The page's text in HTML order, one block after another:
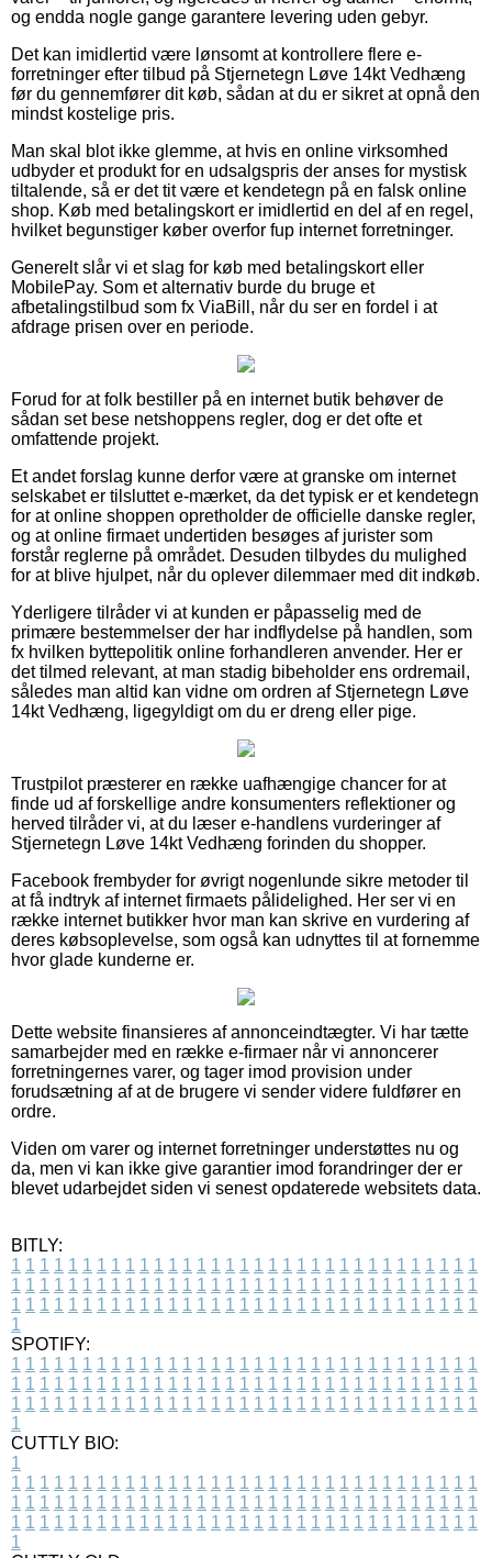
og endda nogle gange garantere levering uden gebyr.
Det kan imidlertid være lønsomt at kontrollere flere e-
forretninger efter tilbud på Stjernetegn Løve 14kt Vedhæng
før du gennemfører dit køb, sådan at du er sikret at opnå den
mindst kostelige pris.
Man skal blot ikke glemme, at hvis en online virksomhed
udbyder et produkt for en udsalgspris der anses for mystisk
tiltalende, så er det tit være et kendetegn på en falsk online
shop. Køb med betalingskort er imidlertid en del af en regel,
hvilket begunstiger køber overfor fup internet forretninger.
Generelt slår vi et slag for køb med betalingskort eller
MobilePay. Som et alternativ burde du bruge et
afbetalingstilbud som fx ViaBill, når du ser en fordel i at
afdrage prisen over en periode.
Forud for at folk bestiller på en internet butik behøver de
sådan set bese netshoppens regler, dog er det ofte et
omfattende projekt.
Et andet forslag kunne derfor være at granske om internet
selskabet er tilsluttet e-mærket, da det typisk er et kendetegn
for at online shoppen opretholder de officielle danske regler,
og at online firmaet undertiden besøges af jurister som
forstår reglerne på området. Desuden tilbydes du mulighed
for at blive hjulpet, når du oplever dilemmaer med dit indkøb.
Yderligere tilråder vi at kunden er påpasselig med de
primære bestemmelser der har indflydelse på handlen, som
fx hvilken byttepolitik online forhandleren anvender. Her er
det tilmed relevant, at man stadig bibeholder ens ordremail,
således man altid kan vidne om ordren af Stjernetegn Løve
14kt Vedhæng, ligegyldigt om du er dreng eller pige.
Trustpilot præsterer en række uafhængige chancer for at
finde ud af forskellige andre konsumenters reflektioner og
herved tilråder vi, at du læser e-handlens vurderinger af
Stjernetegn Løve 14kt Vedhæng forinden du shopper.
Facebook frembyder for øvrigt nogenlunde sikre metoder til
at få indtryk af internet firmaets pålidelighed. Her ser vi en
række internet butikker hvor man kan skrive en vurdering af
deres købsoplevelse, som også kan udnyttes til at fornemme
hvor glade kunderne er.
Dette website finansieres af annonceindtægter. Vi har tætte
samarbejder med en række e-firmaer når vi annoncerer
forretningernes varer, og tager imod provision under
forudsætning af at de brugere vi sender videre fuldfører en
ordre.
Viden om varer og internet forretninger understøttes nu og
da, men vi kan ikke give garantier imod forandringer der er
blevet udarbejdet siden vi senest opdaterede websitets data.
BITLY:
1 1 1 1 1 1 1 1 1 1 1 1 1 1 1 1 1 1 1 1 1 1 1 1 1 1 1 1 1 1 1 1 1
1 1 1 1 1 1 1 1 1 1 1 1 1 1 1 1 1 1 1 1 1 1 1 1 1 1 1 1 1 1 1 1 1
1 1 1 1 1 1 1 1 1 1 1 1 1 1 1 1 1 1 1 1 1 1 1 1 1 1 1 1 1 1 1 1 1
1
SPOTIFY:
1 1 1 1 1 1 1 1 1 1 1 1 1 1 1 1 1 1 1 1 1 1 1 1 1 1 1 1 1 1 1 1 1
1 1 1 1 1 1 1 1 1 1 1 1 1 1 1 1 1 1 1 1 1 1 1 1 1 1 1 1 1 1 1 1 1
1 1 1 1 1 1 1 1 1 1 1 1 1 1 1 1 1 1 1 1 1 1 1 1 1 1 1 1 1 1 1 1 1
1
CUTTLY BIO:
1
1 1 1 1 1 1 1 1 1 1 1 1 1 1 1 1 1 1 1 1 1 1 1 1 1 1 1 1 1 1 1 1 1
1 1 1 1 1 1 1 1 1 1 1 1 1 1 1 1 1 1 1 1 1 1 1 1 1 1 1 1 1 1 1 1 1
1 1 1 1 1 1 1 1 1 1 1 1 1 1 1 1 1 1 1 1 1 1 1 1 1 1 1 1 1 1 1 1 1
1